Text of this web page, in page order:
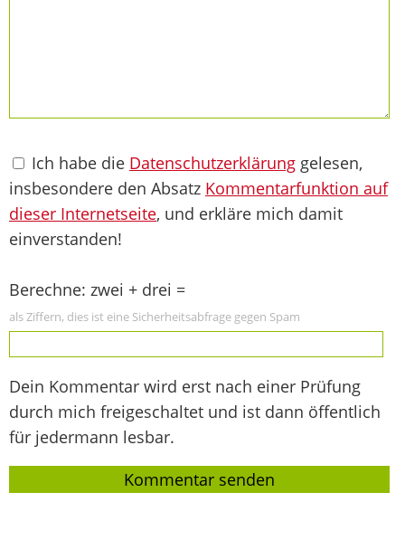
Ich habe die Datenschutzerklärung gelesen,
insbesondere den Absatz Kommentarfunktion auf
dieser Internetseite, und erkläre mich damit
einverstanden!
Berechne: zwei + drei =
als Ziffern, dies ist eine Sicherheitsabfrage gegen Spam
Dein Kommentar wird erst nach einer Prüfung
durch mich freigeschaltet und ist dann öffentlich
für jedermann lesbar.